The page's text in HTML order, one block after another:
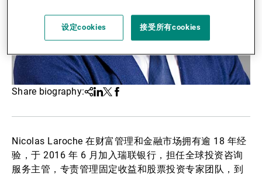
联系
Share biography:Share
Linkedin
Twitter
Facebook
Nicolas Laroche 在财富管理和金融市场拥有逾 18 年经
验，于 2016 年 6 月加入瑞联银行，担任全球投资咨询
服务主管，专责管理固定收益和股票投资专家团队，到
设定cookies 接受所有cookies